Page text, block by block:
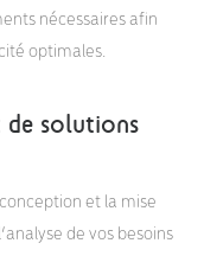
nécessaires afin
optimales.
de solutions
et la mise
de vos besoins